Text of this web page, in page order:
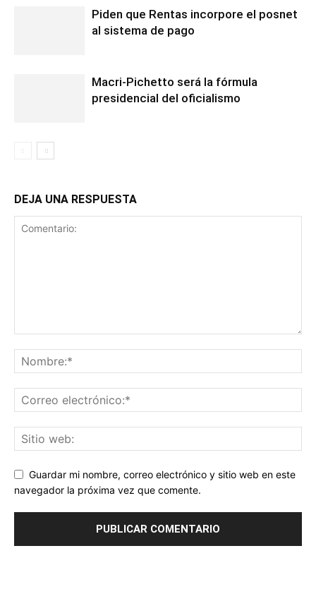
Piden que Rentas incorpore el posnet
al sistema de pago
Macri-Pichetto será la fórmula
presidencial del oficialismo
DEJA UNA RESPUESTA
Guardar mi nombre, correo electrónico y sitio web en este
navegador la próxima vez que comente.